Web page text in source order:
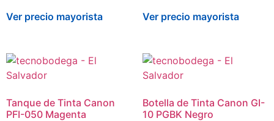
Ver precio mayorista
Ver precio mayorista
Tanque de Tinta Canon
PFI-050 Magenta
Botella de Tinta Canon GI-
10 PGBK Negro